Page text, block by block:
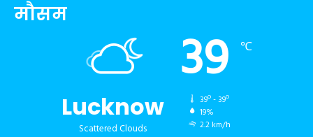
मौसम
Lucknow
Scattered Clouds
39 ℃
39º - 39º
19%
2.2 km/h